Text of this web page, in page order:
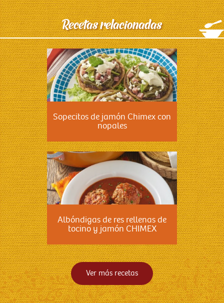
Recetas relacionadas
Sopecitos de jamón Chimex con
nopales
Albóndigas de res rellenas de
tocino y jamón CHIMEX
Ver más recetas